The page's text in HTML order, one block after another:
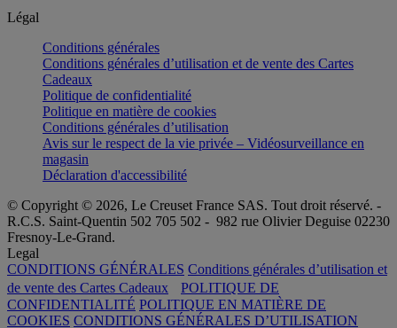
Légal
Conditions générales
Conditions générales d’utilisation et de vente des Cartes
Cadeaux
Politique de confidentialité
Politique en matière de cookies
Conditions générales d’utilisation
Avis sur le respect de la vie privée – Vidéosurveillance en
magasin
Déclaration d'accessibilité
© Copyright © 2026, Le Creuset France SAS. Tout droit réservé. -
R.C.S. Saint-Quentin 502 705 502 - 982 rue Olivier Deguise 02230
Fresnoy-Le-Grand.
Legal
CONDITIONS GÉNÉRALES Conditions générales d’utilisation et
de vente des Cartes Cadeaux
POLITIQUE DE
CONFIDENTIALITÉ POLITIQUE EN MATIÈRE DE
COOKIES CONDITIONS GÉNÉRALES D’UTILISATION